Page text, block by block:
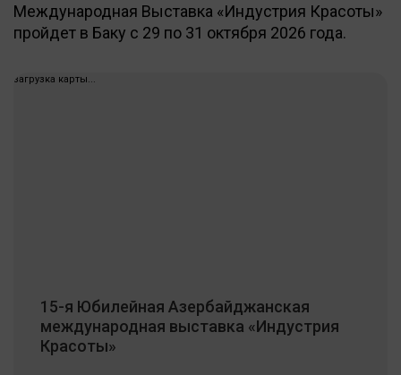
Международная Выставка «Индустрия Красоты»
пройдет в Баку с 29 по 31 октября 2026 года.
загрузка карты...
15-я Юбилейная Азербайджанская
международная выставка «Индустрия
Красоты»